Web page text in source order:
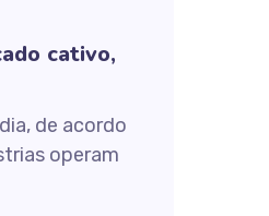
cativo,
de acordo
operam